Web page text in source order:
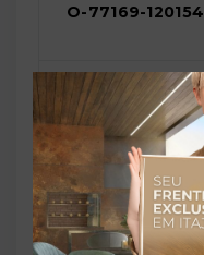
O-77169-120154
Perfil:
Residencial
Situação: